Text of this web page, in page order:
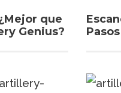
que
Genius?